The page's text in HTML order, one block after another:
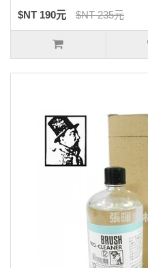
$NT 190元 $NT 235元